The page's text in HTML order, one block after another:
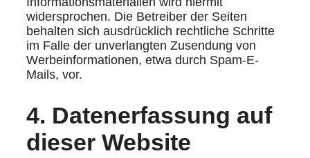
widersprochen. Die Betreiber der Seiten
behalten sich ausdrücklich rechtliche Schritte
im Falle der unverlangten Zusendung von
Werbeinformationen, etwa durch Spam-E-
Mails, vor.
4. Datenerfassung auf
dieser Website